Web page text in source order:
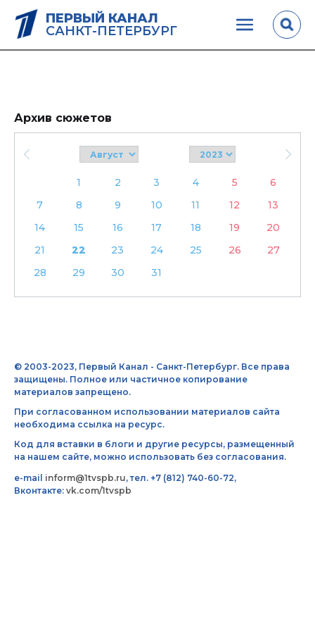
ПЕРВЫЙ КАНАЛ
САНКТ-ПЕТЕРБУРГ
Архив сюжетов
1 2 3 4 5
6
7
8 9 10 11 12
13
14
15 16 17 18 19
20
21
22 23 24 25 26
27
28
29 30 31
© 2003-2023, Первый Канал - Санкт-Петербург. Все права
защищены. Полное или частичное копирование
материалов запрещено.
При согласованном использовании материалов сайта
необходима ссылка на ресурс.
Код для вставки в блоги и другие ресурсы, размещенный
на нашем сайте, можно использовать без согласования.
e-mail inform@1tvspb.ru, тел. +7 (812) 740-60-72,
Вконтакте: vk.com/1tvspb